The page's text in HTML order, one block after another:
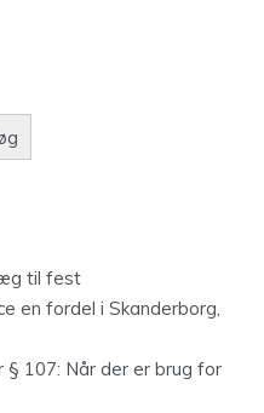
til fest
en fordel i Skanderborg,
107: Når der er brug for